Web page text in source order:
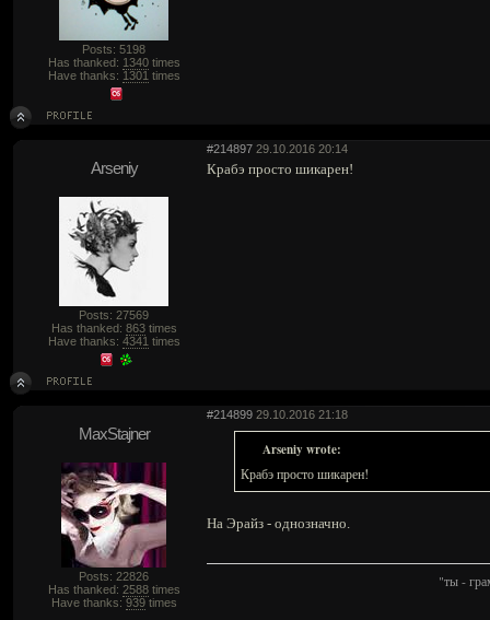
Posts: 5198
Has thanked: 1340times
Have thanks: 1301 times
#214897 29.10.2016 20:14
Arseniy
Posts: 27569
Has thanked: 863times
Have thanks: 4341 times
Крабэ просто шикарен!
#214899 29.10.2016 21:18
MaxStajner
Posts: 22826
Has thanked: 2588times
Have thanks: 939times
Arseniy wrote:
Крабэ просто шикарен!
На Эрайз - однозначно.
"ты -